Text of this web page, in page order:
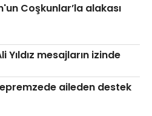
Coşkunlar’la alakası
Yıldız mesajların izinde
aileden destek